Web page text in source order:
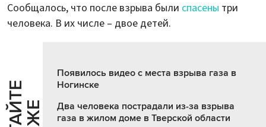
Сообщалось, что после взрыва были спасены три
человека. В их числе – двое детей.
Появилось видео с места взрыва газа в
Ногинске
Два человека пострадали из-за взрыва
газа в жилом доме в Тверской области